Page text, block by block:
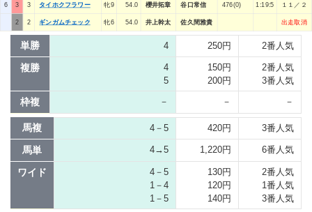
6 3 3 タイホクフラワー 牝9 54.0 櫻井拓章 谷口常信 476(0) 1:19:5 １１／２
2 2 ギンガムチェック 牝6 54.0 井上幹太 佐久間雅貴 出走取消
単勝 4 250円 2番人気
複勝
4
5
150円
200円
2番人気
3番人気
枠複 － － －
馬複 4－5 420円 3番人気
馬単 4→5 1,220円 6番人気
ワイド
4－5
1－4
1－5
130円
120円
140円
2番人気
1番人気
3番人気